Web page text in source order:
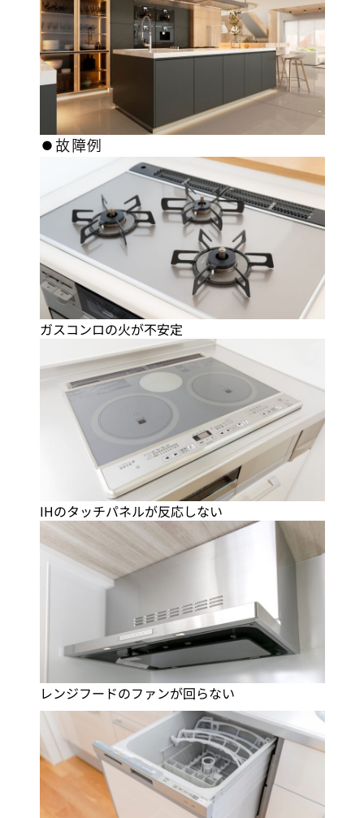
⚫︎故障例
ガスコンロの火が不安定
IHのタッチパネルが反応しない
レンジフードのファンが回らない